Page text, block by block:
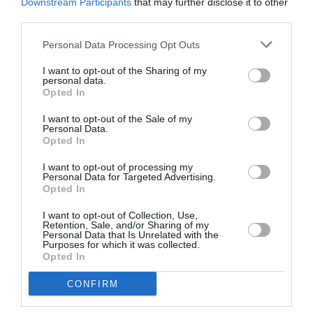
Personal Data Processing Opt Outs
I want to opt-out of the Sharing of my
personal data.
Opted In
I want to opt-out of the Sale of my
Personal Data.
Opted In
I want to opt-out of processing my
Personal Data for Targeted Advertising.
Opted In
I want to opt-out of Collection, Use,
Retention, Sale, and/or Sharing of my
Personal Data that Is Unrelated with the
Purposes for which it was collected.
Opted In
CONFIRM
Η Nina Flohr ποζάρει στις Άλπεις